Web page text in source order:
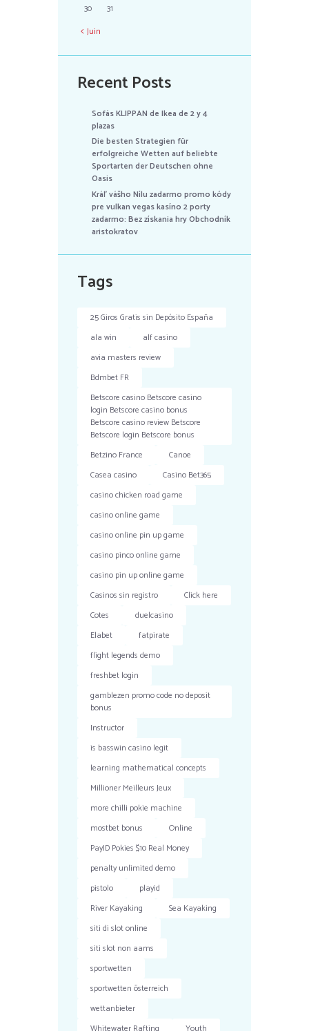
30
31
Juin
Recent Posts
Sofás KLIPPAN de Ikea de 2 y 4
plazas
Die besten Strategien für
erfolgreiche Wetten auf beliebte
Sportarten der Deutschen ohne
Oasis
Kráľ vášho Nílu zadarmo promo kódy
pre vulkan vegas kasíno 2 porty
zadarmo: Bez získania hry Obchodník
aristokratov
Tags
25 Giros Gratis sin Depósito España
ala win
alf casino
avia masters review
Bdmbet FR
Betscore casino Betscore casino
login Betscore casino bonus
Betscore casino review Betscore
Betscore login Betscore bonus
Betzino France
Canoe
Casea casino
Casino Bet365
casino chicken road game
casino online game
casino online pin up game
casino pinco online game
casino pin up online game
Casinos sin registro
Click here
Cotes
duelcasino
Elabet
fatpirate
flight legends demo
freshbet login
gamblezen promo code no deposit
bonus
Instructor
is basswin casino legit
learning mathematical concepts
Millioner Meilleurs Jeux
more chilli pokie machine
mostbet bonus
Online
PayID Pokies $10 Real Money
penalty unlimited demo
pistolo
playid
River Kayaking
Sea Kayaking
siti di slot online
siti slot non aams
sportwetten
sportwetten österreich
wettanbieter
Whitewater Rafting
Youth